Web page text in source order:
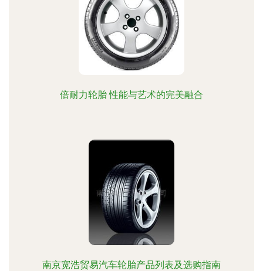
倍耐力轮胎 性能与艺术的完美融合
南京宽浩贸易汽车轮胎产品列表及选购指南